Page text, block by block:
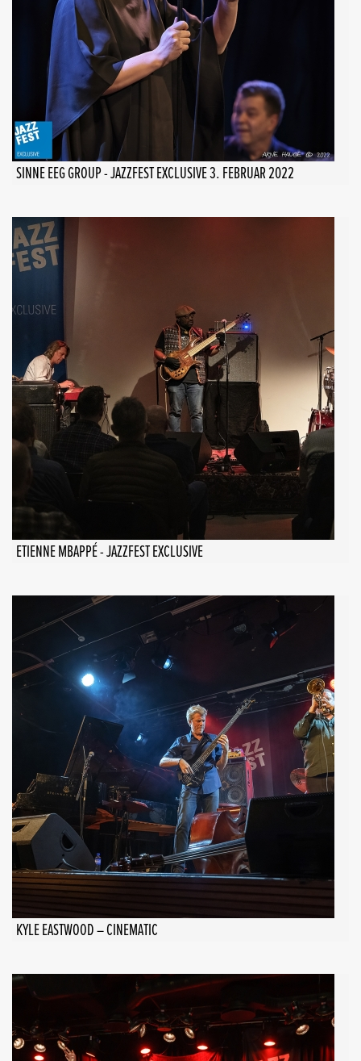
SINNE EEG GROUP - JAZZFEST EXCLUSIVE 3. FEBRUAR 2022
ETIENNE MBAPPÉ - JAZZFEST EXCLUSIVE
KYLE EASTWOOD – CINEMATIC